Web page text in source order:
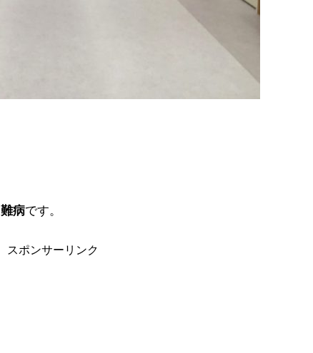
難病です。
スポンサーリンク